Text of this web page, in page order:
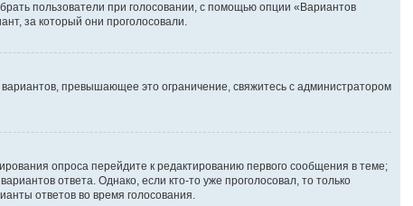
пользователи при голосовании, с помощью опции «Вариантов
за который они проголосовали.
превышающее это ограничение, свяжитесь с администратором
опроса перейдите к редактированию первого сообщения в теме;
ответа. Однако, если кто-то уже проголосовал, то только
ответов во время голосования.